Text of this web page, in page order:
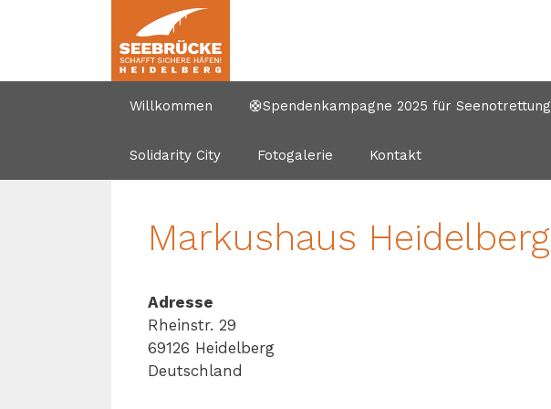
Willkommen 🛟Spendenkampagne 2025 für Seenotrettung
Solidarity City Fotogalerie Kontakt
Markushaus Heidelberg
Adresse
Rheinstr. 29
69126 Heidelberg
Deutschland